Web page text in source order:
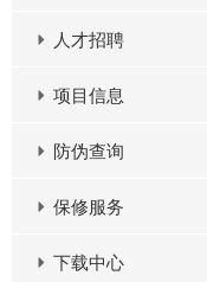
人才招聘
项目信息
防伪查询
保修服务
下载中心